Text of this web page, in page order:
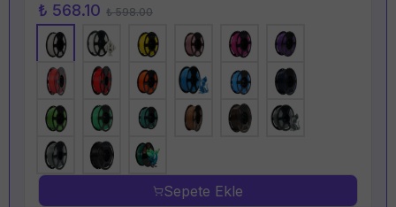
₺ 568.10 ₺ 598.00
Sepete Ekle